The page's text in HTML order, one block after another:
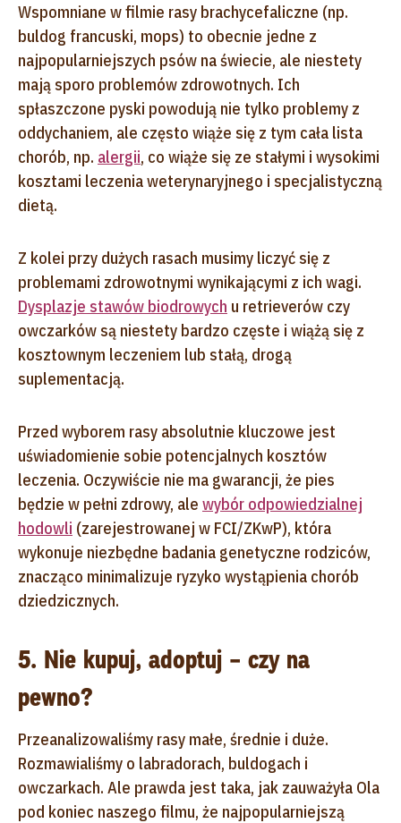
Wspomniane w filmie rasy brachycefaliczne (np.
buldog francuski, mops) to obecnie jedne z
najpopularniejszych psów na świecie, ale niestety
mają sporo problemów zdrowotnych. Ich
spłaszczone pyski powodują nie tylko problemy z
oddychaniem, ale często wiąże się z tym cała lista
chorób, np. alergii, co wiąże się ze stałymi i wysokimi
kosztami leczenia weterynaryjnego i specjalistyczną
dietą.
Z kolei przy dużych rasach musimy liczyć się z
problemami zdrowotnymi wynikającymi z ich wagi.
Dysplazje stawów biodrowych u retrieverów czy
owczarków są niestety bardzo częste i wiążą się z
kosztownym leczeniem lub stałą, drogą
suplementacją.
Przed wyborem rasy absolutnie kluczowe jest
uświadomienie sobie potencjalnych kosztów
leczenia. Oczywiście nie ma gwarancji, że pies
będzie w pełni zdrowy, ale wybór odpowiedzialnej
hodowli (zarejestrowanej w FCI/ZKwP), która
wykonuje niezbędne badania genetyczne rodziców,
znacząco minimalizuje ryzyko wystąpienia chorób
dziedzicznych.
5. Nie kupuj, adoptuj – czy na
pewno?
Przeanalizowaliśmy rasy małe, średnie i duże.
Rozmawialiśmy o labradorach, buldogach i
owczarkach. Ale prawda jest taka, jak zauważyła Ola
pod koniec naszego filmu, że najpopularniejszą